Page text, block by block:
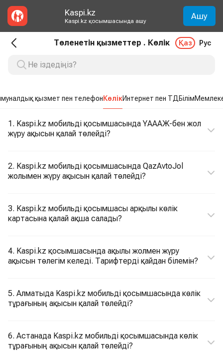
Kaspi.kz
Kaspi.kz қосымшасында ашу Ашу
Төленетін қызметтер . Көлік Қаз Рус
қызмет пен телефонКөлікИнтернет пен ТДБілім
1. Kaspi.kz мобильді қосымшасында ҮАААЖ-бен жол
жүру ақысын қалай төлейді?
2. Kaspi.kz мобильді қосымшасында QazAvtoJol
жолымен жүру ақысын қалай төлейді?
3. Kaspi.kz мобильді қосымшасы арқылы көлік
картасына қалай ақша салады?
4. Kaspi.kz қосымшасында ақылы жолмен жүру
ақысын төлегім келеді. Тарифтерді қайдан білемін?
5. Алматыда Kaspi.kz мобильді қосымшасында көлік
тұрағының ақысын қалай төлейді?
6. Астанада Kaspi.kz мобильді қосымшасында көлік
тұрағының ақысын қалай төлейді?